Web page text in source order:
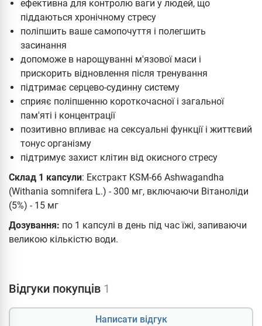
ефективна для контролю ваги у людей, що
піддаються хронічному стресу
поліпшить ваше самопочуття і полегшить
засинання
допоможе в нарощуванні м'язової маси і
прискорить відновлення після тренування
підтримає серцево-судинну систему
сприяє поліпшенню короткочасної і загальної
пам'яті і концентрації
позитивно впливає на сексуальні функції і життєвий
тонус організму
підтримує захист клітин від окисного стресу
Склад 1 капсули: Екстракт KSM-66 Ashwagandha
(Withania somnifera L.) - 300 мг, включаючи Вітаноліди
(5%) - 15 мг
Дозування: по 1 капсулі в день під час їжі, запиваючи
великою кількістю води.
Відгуки покупців 1
Написати відгук